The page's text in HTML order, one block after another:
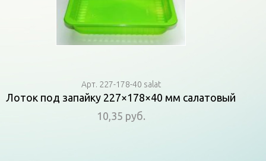
Арт. 227-178-40 salat
Лоток под запайку 227×178×40 мм салатовый
10,35 руб.